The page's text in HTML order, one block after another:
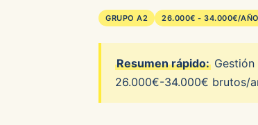
GRUPO A2 26.000€ - 34.000€/AÑO
Resumen rápido:
26.000€-34.000€ brutos/